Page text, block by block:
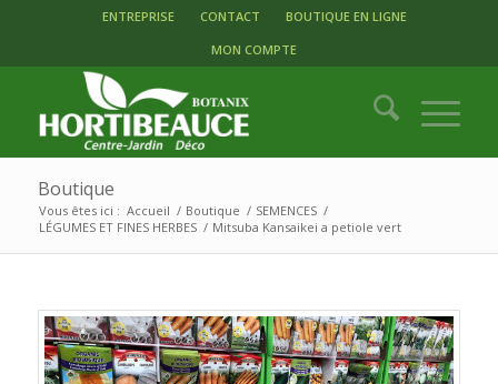
ENTREPRISE CONTACT
BOUTIQUE EN LIGNE
MON COMPTE
Boutique
Vous êtes ici : Accueil / Boutique / SEMENCES /
LÉGUMES ET FINES HERBES / Mitsuba Kansaikei a petiole vert